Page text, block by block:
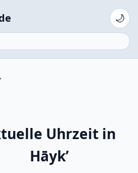
🌙
Uhrzeit in
Hāyk’